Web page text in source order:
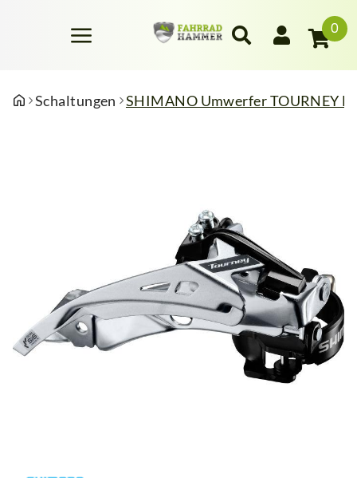
0
Schaltungen SHIMANO Umwerfer TOURNEY